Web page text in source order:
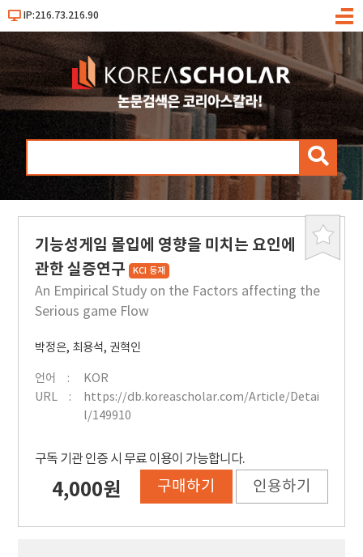
IP:216.73.216.90
메
검
북
기능성게임 몰입에 영향을 미치는 요인에
관한 실증연구 KCI 등재
An Empirical Study on the Factors affecting the
Serious game Flow
박정은, 최용석, 권혁인
언어
KOR
URL
https://db.koreascholar.com/Article/Detai
l/149910
구독 기관 인증 시 무료 이용이 가능합니다.
4,000원 구매하기 인용하기